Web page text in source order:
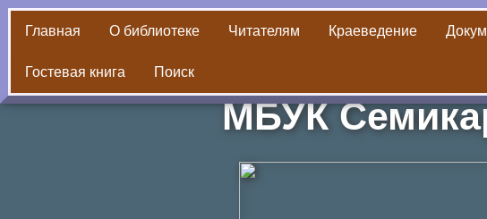
МБУК
Главная О библиотеке Читателям Краеведение
Гостевая книга Поиск